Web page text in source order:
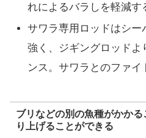
れによるバラしを軽減す
サワラ専用ロッドはシ
強く、ジギングロッドよ
ンス。サワラとのファイ
ブリなどの別の魚種がかか
り上げることができる